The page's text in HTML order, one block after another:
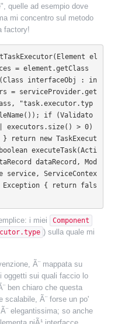
quelle ad esempio dove
mi concentro sul metodo
factory!
el
= element.getClass
interfaceObj : in
= serviceProvider.get
"task.executor.typ
if (Validato
executors.size() > 0)
return new TaskExecut
executeTask(Acti
dataRecord, Mod
service, ServiceContex
Exception { return fals
i miei Component
) sulla quale mi
Ã¨ mappata su
oggetti sui quali faccio lo
ben chiaro che questa
scalabile, Ã¨ forse un po'
elegantissima; so anche